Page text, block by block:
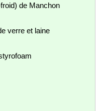
de Manchon
verre et laine